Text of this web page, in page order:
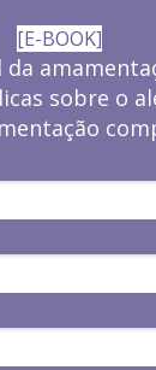
[E-BOOK]
da
sobre o